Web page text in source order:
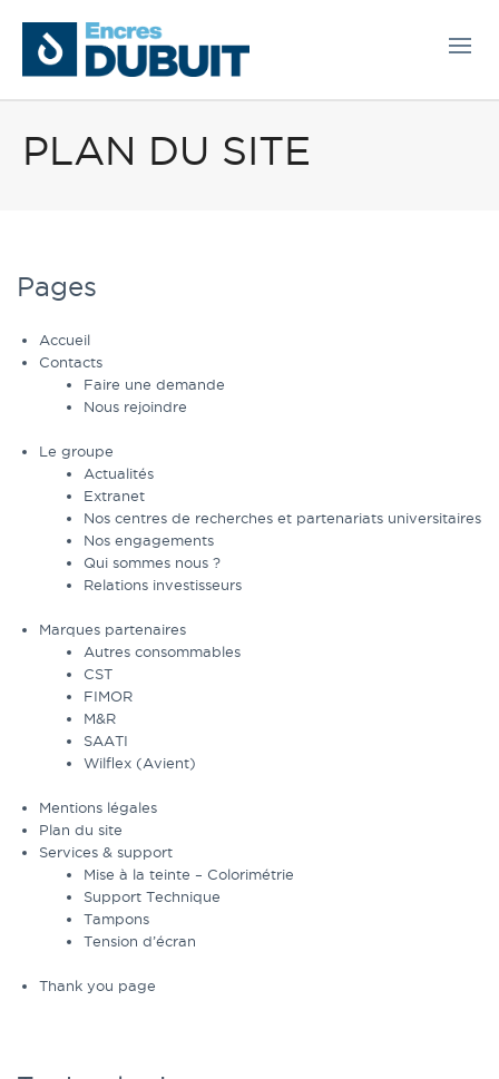
PLAN DU SITE
Pages
Accueil
Contacts
Faire une demande
Nous rejoindre
Le groupe
Actualités
Extranet
Nos centres de recherches et partenariats universitaires
Nos engagements
Qui sommes nous ?
Relations investisseurs
Marques partenaires
Autres consommables
CST
FIMOR
M&R
SAATI
Wilflex (Avient)
Mentions légales
Plan du site
Services & support
Mise à la teinte – Colorimétrie
Support Technique
Tampons
Tension d’écran
Thank you page